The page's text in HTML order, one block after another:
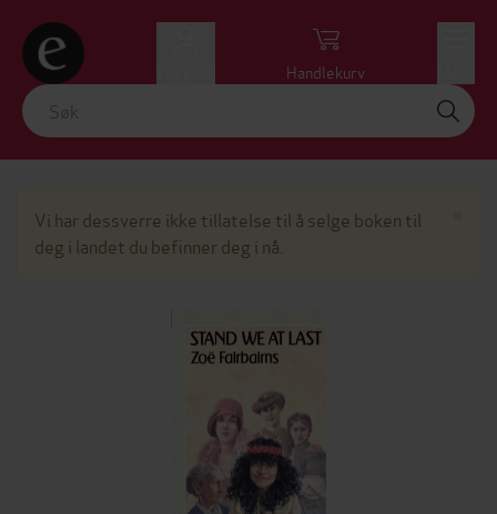
Handlekurv
Vi har dessverre ikke tillatelse til å selge boken til
deg i landet du befinner deg i nå.